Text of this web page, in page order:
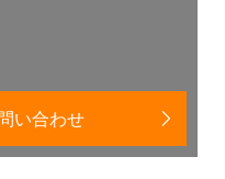
い合わせ